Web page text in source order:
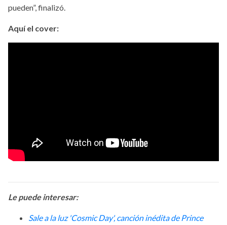
pueden”, finalizó.
Aquí el cover:
Le puede interesar:
Sale a la luz 'Cosmic Day', canción inédita de Prince